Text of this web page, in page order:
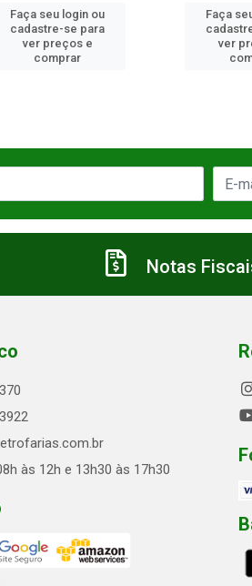
Faça seu login ou
cadastre-se para
ver preços e
comprar
Faça
ver
Notas
às 12h e 13h30 às 17h30